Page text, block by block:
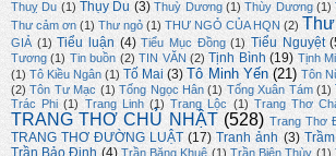
Thuỵ Du (1) Thụy Du (3) Thuỳ Dương (1) Thùy Dương (1)
Thư cảm ơn (1) Thư ngỏ (1) THƯ NGỎ CỦA HQN (2)
GIẢ (1) Tiểu luận (4) Tiểu Mục Đồng (1) Tiểu Nguyệt
Tương (1) Tin buồn (2) TIN VĂN (2) Tịnh Bình (19) Tịnh
(1) Tô Kiều Ngân (1) Tố Mai (3) Tô Minh Yến (21) Tôn
(2) Tôn Tư Mạc (1) Tống Ngọc Hân (1) Tống Xuân Tám (1)
Trác Phi (1) Trang Linh (1) Trang Lộc (1) Trang Thơ
TRANG THƠ CHỦ NHẬT (528) Trang Thơ
TRANG THƠ ĐƯỜNG LUẬT (17) Tranh ảnh (3)
Trần Băng Khuê (1) Trần Biên Thùy (1)